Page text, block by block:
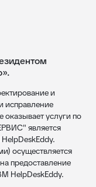
и
исправление
услуги по
является
осуществляется
предоставление
HelpDeskEddy.